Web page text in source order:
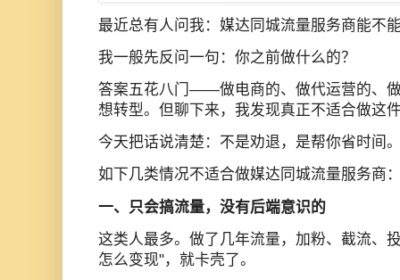
最近总有人问我：媒达同城流量服务商能不
我一般先反问一句：你之前做什么的？
答案五花八门——做电商的、做代运营的、
想转型。但聊下来，我发现真正不适合做这
今天把话说清楚：不是劝退，是帮你省时间
如下几类情况不适合做媒达同城流量服务商
一、只会搞流量，没有后端意识的
这类人最多。做了几年流量，加粉、截流、
怎么变现"，就卡壳了。